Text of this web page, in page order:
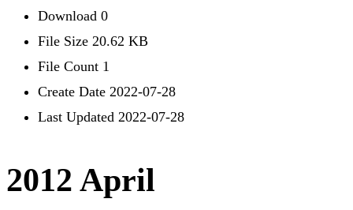
Download 0
File Size 20.62 KB
File Count 1
Create Date 2022-07-28
Last Updated 2022-07-28
2012 April